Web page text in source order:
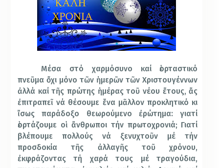
Μέσα στό χαρμόσυνο καί ἑορταστικό
πνεῦμα ὄχι μόνο τῶν ἡμερῶν τῶν Χριστουγέννων
ἀλλά καί τῆς πρώτης ἡμέρας τοῦ νέου ἔτους, ἄς
ἐπιτραπεῖ νά θέσουμε ἕνα μᾶλλον προκλητικό κι
ἴσως παράδοξο θεωρούμενο ἐρώτημα: γιατί
ἑορτάζουμε οἱ ἄνθρωποι τήν πρωτοχρονιά; Γιατί
βλέπουμε πολλούς νά ξενυχτοῦν μέ τήν
προσδοκία τῆς ἀλλαγῆς τοῦ χρόνου,
ἐκφράζοντας τή χαρά τους μέ τραγούδια,